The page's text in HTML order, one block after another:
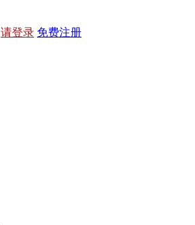
请登录 免费注册